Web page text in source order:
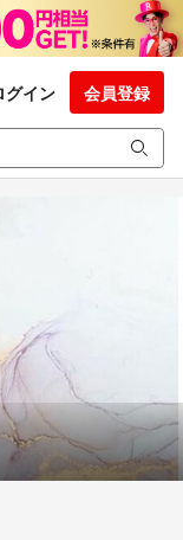
グイン 会員登録